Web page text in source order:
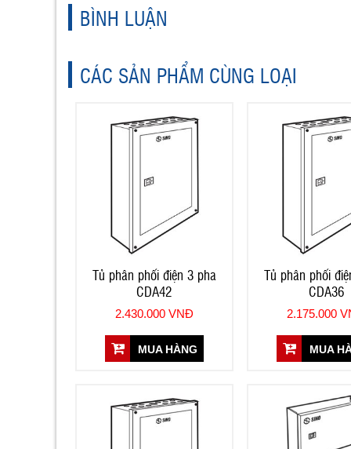
BÌNH LUẬN
CÁC SẢN PHẨM CÙNG LOẠI
Tủ phân phối điện 3 pha
CDA42
2.430.000 VNĐ
MUA HÀNG
Tủ phân phối
CDA36
2.175.000
MUA